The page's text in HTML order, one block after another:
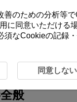
般
のための分析等
に同意いただける
なCookieの記録
同意しない